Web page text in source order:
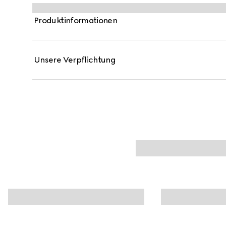
Gucci Rosso Ancora Rot, dem charakteristischen
gewisse Etwas.
Produktinformationen
Unsere Verpflichtung